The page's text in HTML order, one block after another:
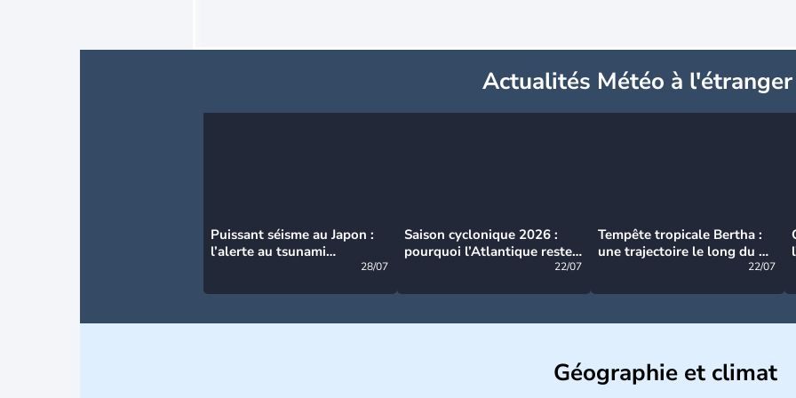
Actualités Météo à l'étranger
Puissant séisme au Japon :
l’alerte au tsunami
28/07
Saison cyclonique 2026 :
pourquoi l’Atlantique reste
22/07
Tempête tropicale Bertha :
une trajectoire le long du du
22/07
Géographie et climat